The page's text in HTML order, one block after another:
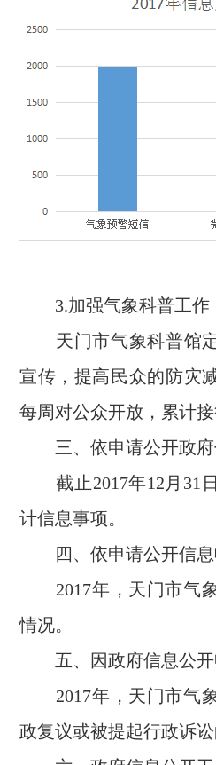
3.加强气象科普工作
天门市气象科普馆定
宣传，提高民众的防灾
每周对公众开放，累计接
三、依申请公开政府
截止2017年12月31日
计信息事项。
四、依申请公开信息
2017年，天门市气象
情况。
五、因政府信息公开
2017年，天门市气象
政复议或被提起行政诉讼